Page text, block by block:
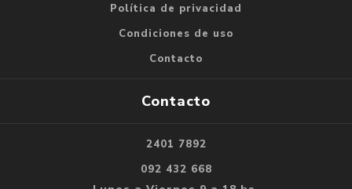
Política de privacidad
Condiciones de uso
Contacto
Contacto
2401 7892
092 432 668